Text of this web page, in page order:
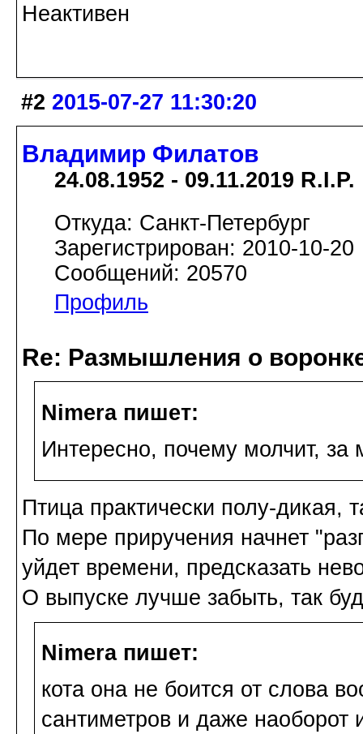
Неактивен
#2 2015-07-27 11:30:20
Владимир Филатов
24.08.1952 - 09.11.2019 R.I.P.
Откуда: Санкт-Петербург
Зарегистрирован: 2010-10-20
Сообщений: 20570
Профиль
Re: Размышления о
Nimera пишет:
Интересно, почему молчит, за
Птица практически полу-дикая,
По мере приручения начнет
уйдет времени, предсказать
О выпуске лучше забыть, так
Nimera пишет:
кота она не боится от слова
сантиметров и даже наоборот